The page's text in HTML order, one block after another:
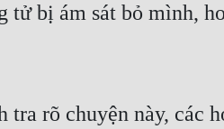
tử bị ám sát bỏ mình,
rõ chuyện này, các